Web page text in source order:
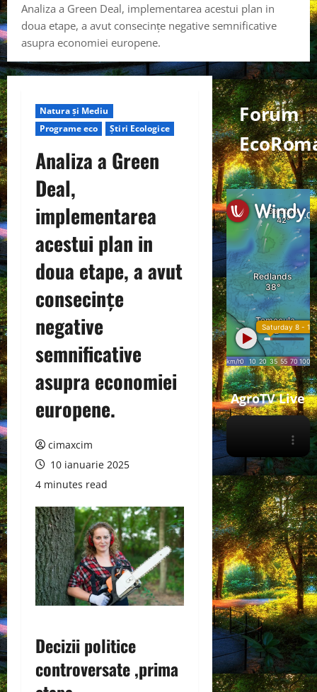
Analiza a Green Deal, implementarea acestui plan in
doua etape, a avut consecințe negative semnificative
asupra economiei europene.
Natura și Mediu
Programe eco
Știri Ecologice
Analiza a Green
Deal,
implementarea
acestui plan in
doua etape, a avut
consecințe
negative
semnificative
asupra economiei
europene.
cimaxcim
10 ianuarie 2025
4 minutes read
Decizii politice
controversate ,prima
Forum
AgroTV Live